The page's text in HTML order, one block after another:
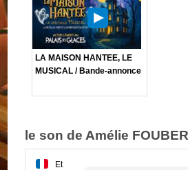
LA MAISON HANTEE, LE
MUSICAL / Bande-annonce
le son de Amélie
Et